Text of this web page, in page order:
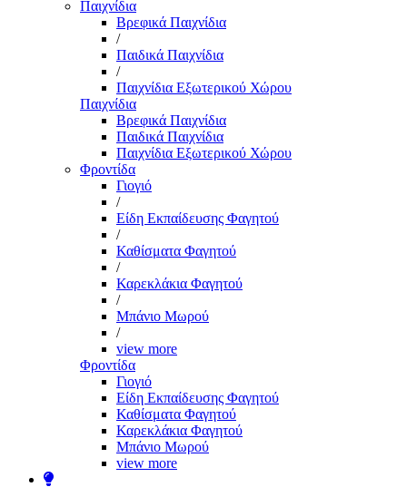
Παιχνίδια
Βρεφικά Παιχνίδια
/
Παιδικά Παιχνίδια
/
Παιχνίδια Εξωτερικού Χώρου
Παιχνίδια
Βρεφικά Παιχνίδια
Παιδικά Παιχνίδια
Παιχνίδια Εξωτερικού Χώρου
Φροντίδα
Γιογιό
/
Είδη Εκπαίδευσης Φαγητού
/
Καθίσματα Φαγητού
/
Καρεκλάκια Φαγητού
/
Μπάνιο Μωρού
/
view more
Φροντίδα
Γιογιό
Είδη Εκπαίδευσης Φαγητού
Καθίσματα Φαγητού
Καρεκλάκια Φαγητού
Μπάνιο Μωρού
view more